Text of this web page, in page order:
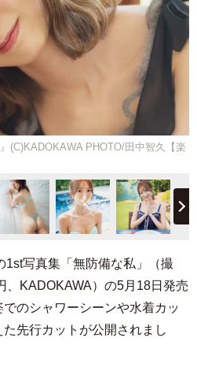
(C)KADOKAWA PHOTO/田中智久【楽
1st写真集「無防備な私」（撮
、KADOKAWA）の5月18日発売
のシャワーシーンや水着カッ
た先行カットが公開されまし